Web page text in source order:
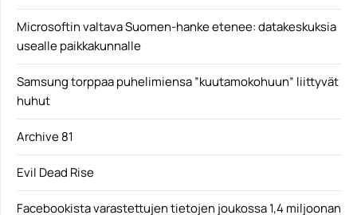
Microsoftin valtava Suomen-hanke etenee: datakeskuksia
usealle paikkakunnalle
Samsung torppaa puhelimiensa ”kuutamokohuun” liittyvät
huhut
Archive 81
Evil Dead Rise
Facebookista varastettujen tietojen joukossa 1,4 miljoonan